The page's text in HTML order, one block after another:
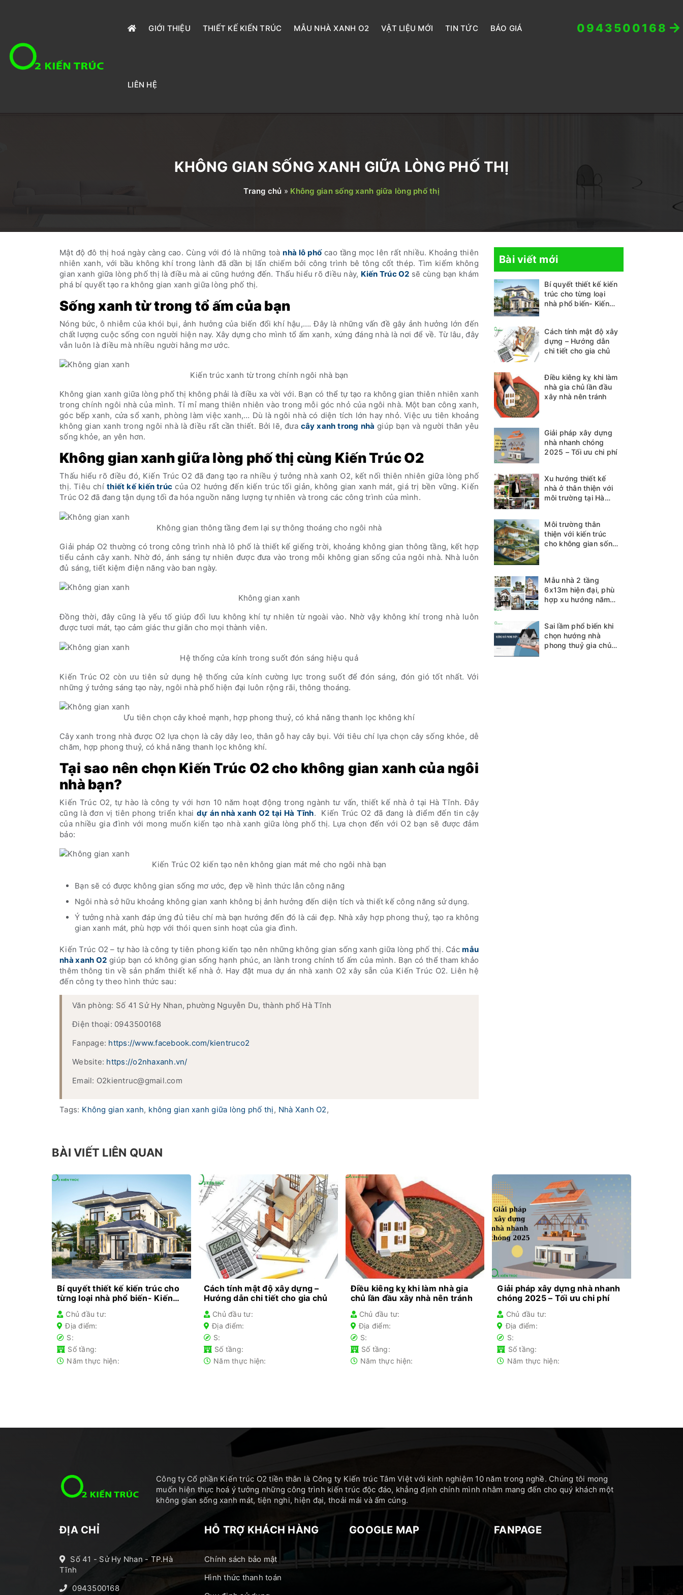
GIỚI THIỆU THIẾT KẾ KIẾN TRÚC MẪU NHÀ XANH O2 VẬT LIỆU MỚI TIN TỨC BÁO GIÁ
LIÊN HỆ
0943500168
KHÔNG GIAN SỐNG XANH GIỮA LÒNG PHỐ THỊ
Trang chủ » Không gian sống xanh giữa lòng phố thị
Mật độ đô thị hoá ngày càng cao. Cùng với đó là những toànhà lô phốcao tầng mọc lên rất nhiều. Khoảng thiên
nhiên xanh, với bầu không khí trong lành đã dần bị lấn chiếm bởi công trình bê tông cốt thép. Tìm kiếm không
gian xanh giữa lòng phố thị là điều mà ai cũng hướng đến. Thấu hiểu rõ điều này, Kiến Trúc O2 sẽ cùng bạn khám
phá bí quyết tạo ra không gian xanh giữa lòng phố thị.
Sống xanh từ trong tổ ấm của bạn
Nóng bức, ô nhiễm của khói bụi, ảnh hưởng của biến đổi khí hậu,…. Đây là những vấn đề gây ảnh hưởng lớn đến
chất lượng cuộc sống con người hiện nay. Xây dựng cho mình tổ ấm xanh, xứng đáng nhà là nơi để về. Từ lâu, đây
vẫn luôn là điều mà nhiều người hằng mơ ước.
Kiến trúc xanh từ trong chính ngôi nhà bạn
Không gian xanh giữa lòng phố thị không phải là điều xa vời với. Bạn có thể tự tạo ra không gian thiên nhiên xanh
trong chính ngôi nhà của mình. Tỉ mỉ mang thiên nhiên vào trong mỗi góc nhỏ của ngôi nhà. Một ban công xanh,
góc bếp xanh, cửa sổ xanh, phòng làm việc xanh,… Dù là ngôi nhà có diện tích lớn hay nhỏ. Việc ưu tiên khoảng
không gian xanh trong ngôi nhà là điều rất cần thiết. Bởi lẽ, đưa cây xanh trong nhà giúp bạn và người thân yêu
sống khỏe, an yên hơn.
Không gian xanh giữa lòng phố thị cùng Kiến Trúc O2
Thấu hiểu rõ điều đó, Kiến Trúc O2 đã đang tạo ra nhiều ý tưởng nhà xanh O2, kết nối thiên nhiên giữa lòng phố
thị. Tiêu chíthiết kế kiến trúc của O2 hướng đến kiến trúc tối giản, không gian xanh mát, giá trị bền vững. Kiến
Trúc O2 đã đang tận dụng tối đa hóa nguồn năng lượng tự nhiên và trong các công trình của mình.
Không gian thông tầng đem lại sự thông thoáng cho ngôi nhà
Giải pháp O2 thường có trong công trình nhà lô phố là thiết kế giếng trời, khoảng không gian thông tầng, kết hợp
tiểu cảnh cây xanh. Nhờ đó, ánh sáng tự nhiên được đưa vào trong mỗi không gian sống của ngôi nhà. Nhà luôn
đủ sáng, tiết kiệm điện năng vào ban ngày.
Không gian xanh
Đồng thời, đây cũng là yếu tố giúp đối lưu không khí tự nhiên từ ngoài vào. Nhờ vậy không khí trong nhà luôn
được tươi mát, tạo cảm giác thư giãn cho mọi thành viên.
Hệ thống cửa kính trong suốt đón sáng hiệu quả
Kiến Trúc O2 còn ưu tiên sử dụng hệ thống cửa kính cường lực trong suốt để đón sáng, đón gió tốt nhất. Với
những ý tưởng sáng tạo này, ngôi nhà phố hiện đại luôn rộng rãi, thông thoáng.
Ưu tiên chọn cây khoẻ mạnh, hợp phong thuỷ, có khả năng thanh lọc không khí
Cây xanh trong nhà được O2 lựa chọn là cây dây leo, thân gỗ hay cây bụi. Với tiêu chí lựa chọn cây sống khỏe, dễ
chăm, hợp phong thuỷ, có khả năng thanh lọc không khí.
Tại sao nên chọn Kiến Trúc O2 cho không gian xanh của ngôi
nhà bạn?
Kiến Trúc O2, tự hào là công ty với hơn 10 năm hoạt động trong ngành tư vấn, thiết kế nhà ở tại Hà Tĩnh. Đây
cũng là đơn vị tiên phong triển khai dự án nhà xanh O2 tại Hà Tĩnh. Kiến Trúc O2 đã đang là điểm đến tin cậy
của nhiều gia đình với mong muốn kiến tạo nhà xanh giữa lòng phố thị. Lựa chọn đến với O2 bạn sẽ được đảm
bảo:
Kiến Trúc O2 kiến tạo nên không gian mát mẻ cho ngôi nhà bạn
Bạn sẽ có được không gian sống mơ ước, đẹp về hình thức lẫn công năng
Ngôi nhà sở hữu khoảng không gian xanh không bị ảnh hưởng đến diện tích và thiết kế công năng sử dụng.
Ý tưởng nhà xanh đáp ứng đủ tiêu chí mà bạn hướng đến đó là cái đẹp. Nhà xây hợp phong thuỷ, tạo ra không
gian xanh mát, phù hợp với thói quen sinh hoạt của gia đình.
Kiến Trúc O2 – tự hào là công ty tiên phong kiến tạo nên những không gian sống xanh giữa lòng phố thị. Cácmẫu
nhà xanh O2 giúp bạn có không gian sống hạnh phúc, an lành trong chính tổ ấm của mình. Bạn có thể tham khảo
thêm thông tin về sản phẩm thiết kế nhà ở. Hay đặt mua dự án nhà xanh O2 xây sẵn của Kiến Trúc O2. Liên hệ
đến công ty theo hình thức sau:
Văn phòng: Số 41 Sử Hy Nhan, phường Nguyễn Du, thành phố Hà Tĩnh
Điện thoại: 0943500168
Fanpage: https://www.facebook.com/kientruco2
Website: https://o2nhaxanh.vn/
Email: O2kientruc@gmail.com
Tags: Không gian xanh, không gian xanh giữa lòng phố thị, Nhà Xanh O2,
Bài viết mới
Bí quyết thiết kế kiến
trúc cho từng loại
nhà phổ biến- Kiến
Cách tính mật độ xây
dựng – Hướng dẫn
chi tiết cho gia chủ
Điều kiêng kỵ khi làm
nhà gia chủ lần đầu
xây nhà nên tránh
Giải pháp xây dựng
nhà nhanh chóng
2025 – Tối ưu chi phí
Xu hướng thiết kế
nhà ở thân thiện với
môi trường tại Hà
Môi trường thân
thiện với kiến trúc
cho không gian sống
Mẫu nhà 2 tầng
6x13m hiện đại, phù
hợp xu hướng năm
Sai lầm phổ biến khi
chọn hướng nhà
phong thuỷ gia chủ
BÀI VIẾT LIÊN QUAN
Bí quyết thiết kế kiến trúc cho
từng loại nhà phổ biến- Kiến
Chủ đầu tư:
Địa điểm:
S:
Số tầng:
Năm thực hiện:
Cách tính mật độ xây dựng –
Hướng dẫn chi tiết cho gia chủ
Chủ đầu tư:
Địa điểm:
S:
Số tầng:
Năm thực hiện:
Điều kiêng kỵ khi làm nhà gia
chủ lần đầu xây nhà nên tránh
Chủ đầu tư:
Địa điểm:
S:
Số tầng:
Năm thực hiện:
Giải pháp xây dựng nhà nhanh
chóng 2025 – Tối ưu chi phí
Chủ đầu tư:
Địa điểm:
S:
Số tầng:
Năm thực hiện:
Công ty Cổ phần Kiến trúc O2 tiền thân là Công ty Kiến trúc Tâm Việt với kinh nghiệm 10 năm trong nghề. Chúng tôi mong
muốn hiện thực hoá ý tưởng những công trình kiến trúc độc đáo, khẳng định chính mình nhằm mang đến cho quý khách một
không gian sống xanh mát, tiện nghi, hiện đại, thoải mái và ấm cúng.
ĐỊA CHỈ
Số 41 - Sử Hy Nhan - TP.Hà
Tĩnh
0943500168
HỖ TRỢ KHÁCH HÀNG
Chính sách bảo mật
Hình thức thanh toán
GOOGLE MAP FANPAGE